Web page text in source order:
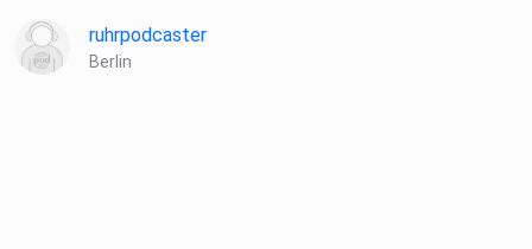
ruhrpodcaster
Berlin